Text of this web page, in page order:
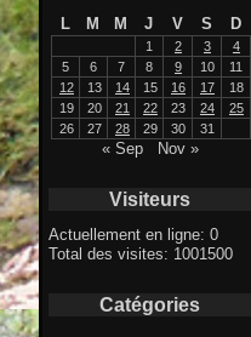
L
M M J V S D
1 2 3
4
5
6 7 8 9 10
11
12
13 14 15 16 17
18
19
20 21 22 23 24
25
26
27 28 29 30 31
« Sep Nov »
Visiteurs
Actuellement en ligne: 0
Total des visites: 1001500
Catégories